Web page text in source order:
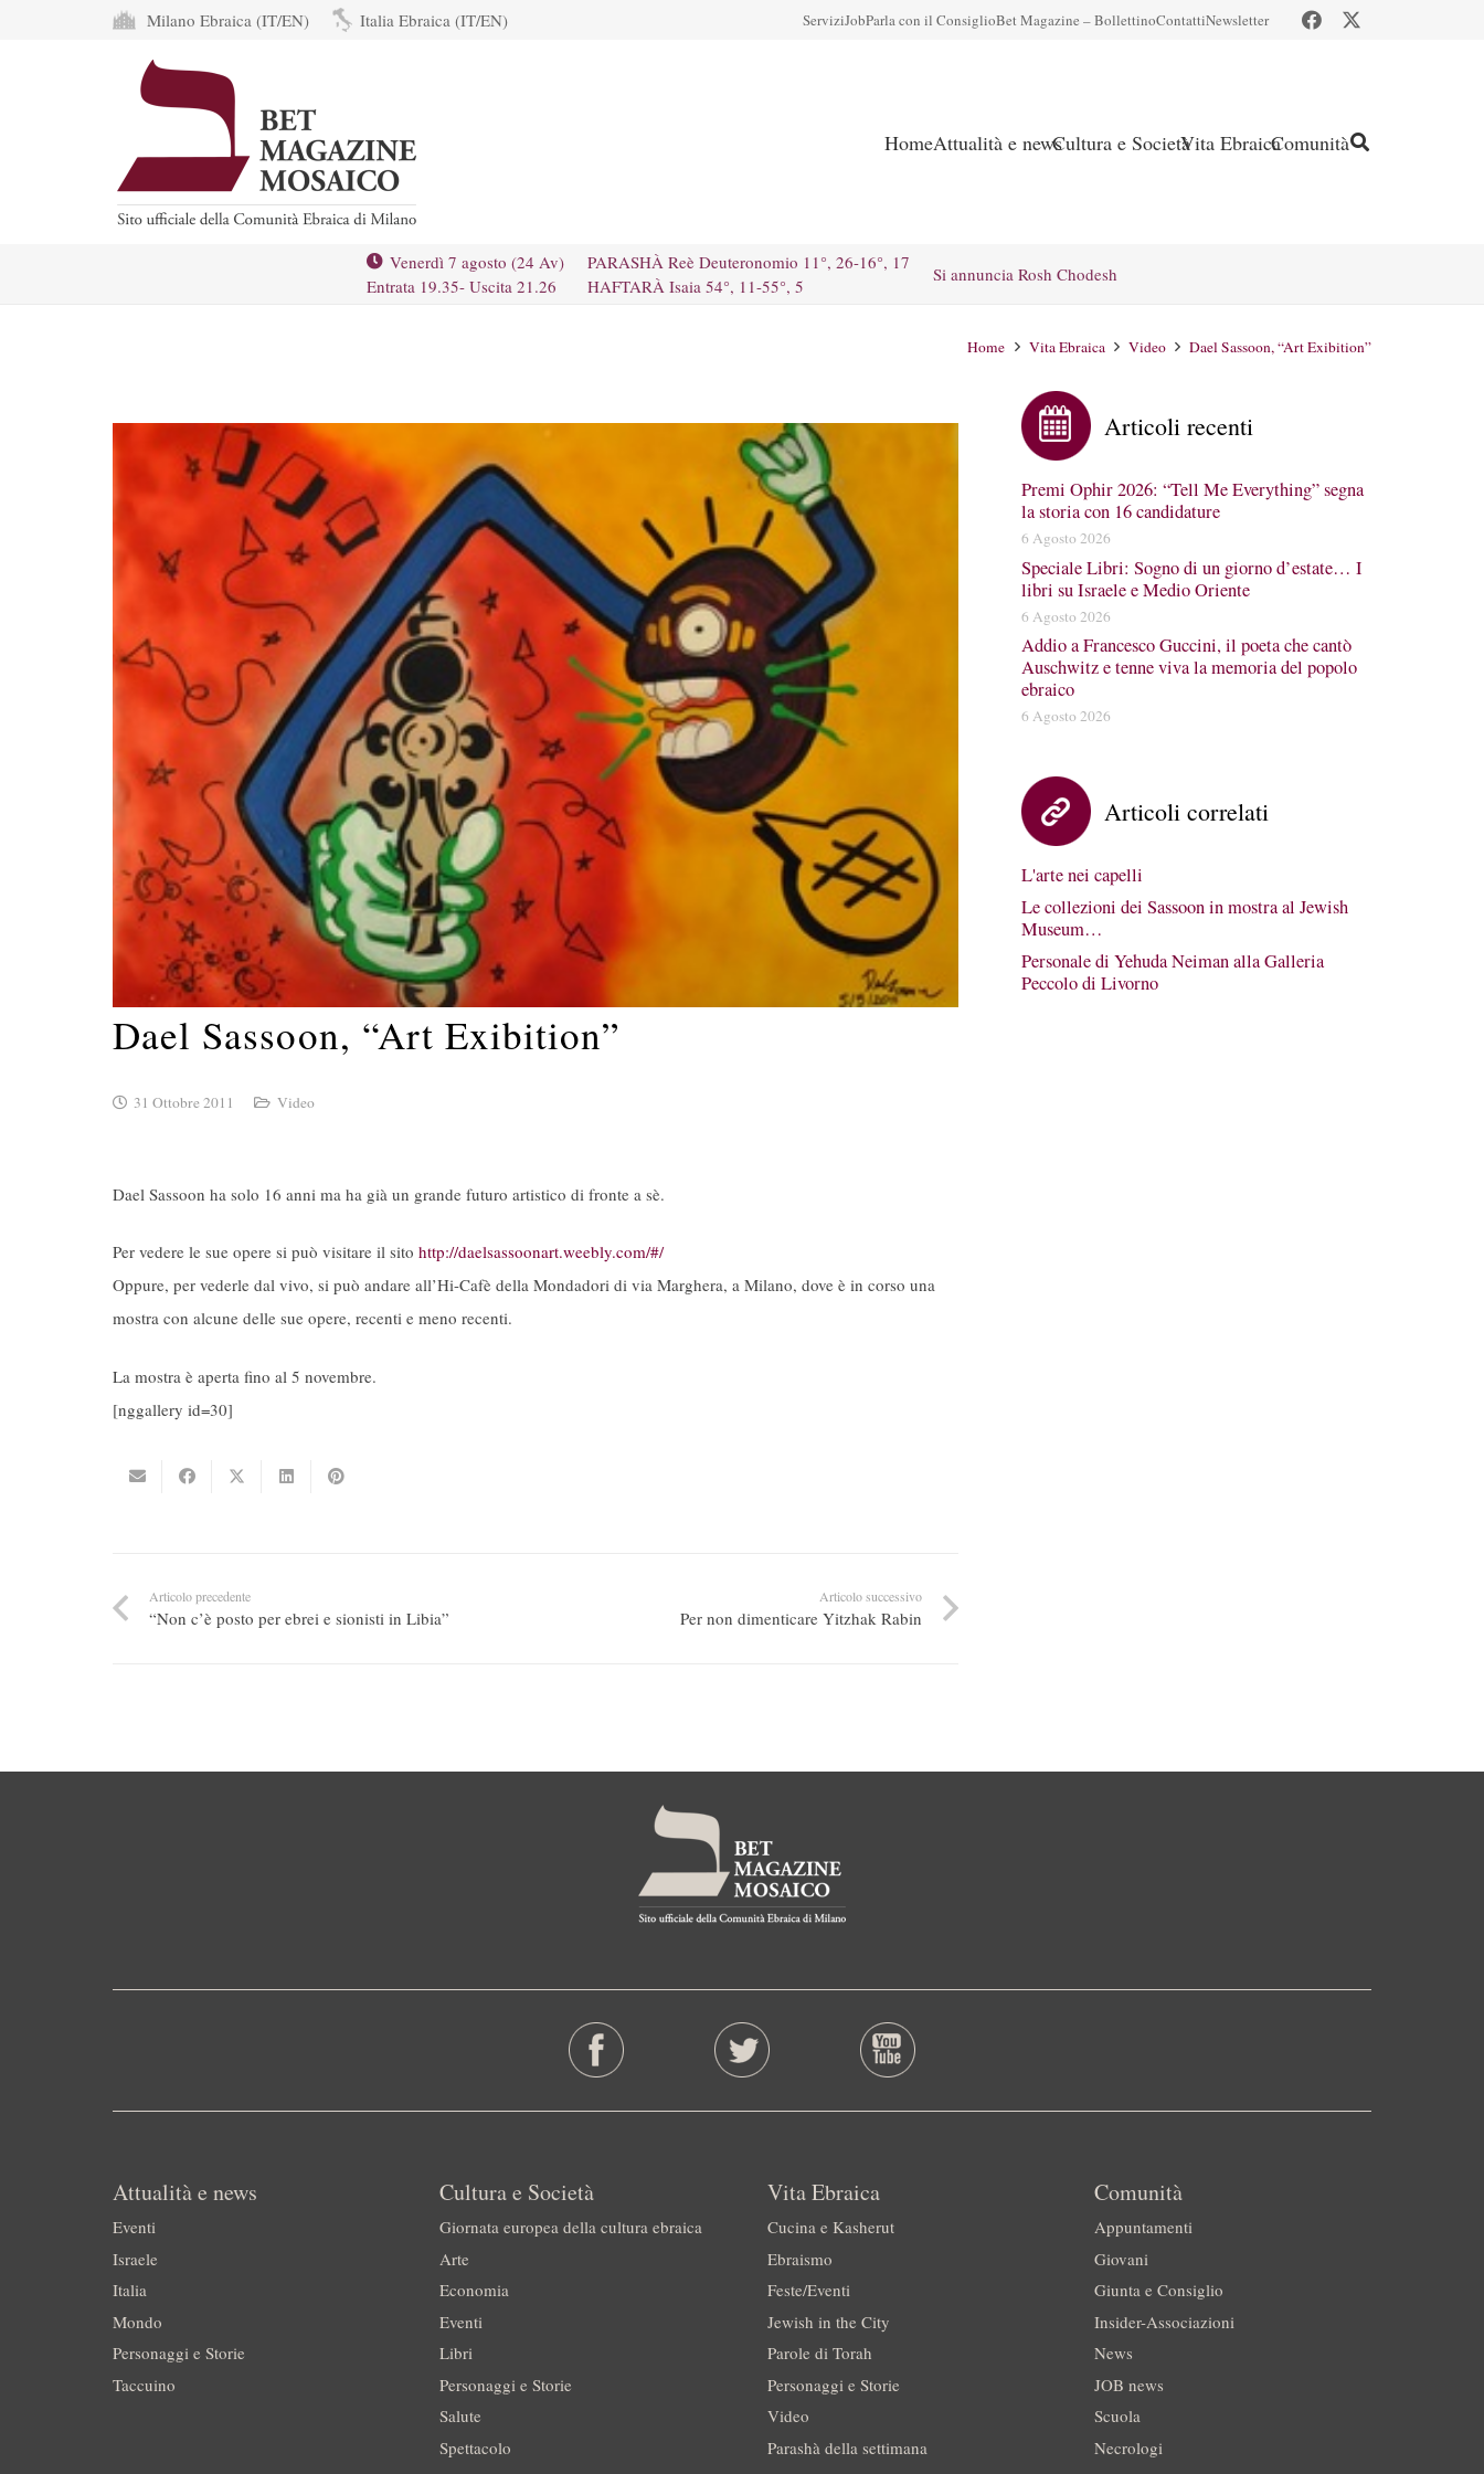
Milano Ebraica (IT/EN) Italia Ebraica (IT/EN) ServiziJobParla con il ConsiglioBet Magazine – BollettinoContattiNewsletter
HomeAttualità e newsCultura e SocietàVita EbraicaComunità
Venerdì 7 agosto (24 Av)
Entrata 19.35- Uscita 21.26
PARASHÀ Reè Deuteronomio 11°, 26-16°, 17
HAFTARÀ Isaia 54°, 11-55°, 5
Si annuncia Rosh Chodesh
Home Vita Ebraica Video Dael Sassoon, “Art Exibition”
Dael Sassoon, “Art Exibition”
31 Ottobre 2011 Video
Dael Sassoon ha solo 16 anni ma ha già un grande futuro artistico di fronte a sè.
Per vedere le sue opere si può visitare il sito http://daelsassoonart.weebly.com/#/
Oppure, per vederle dal vivo, si può andare all’Hi-Cafè della Mondadori di via Marghera, a Milano, dove è in corso una
mostra con alcune delle sue opere, recenti e meno recenti.
La mostra è aperta fino al 5 novembre.
[nggallery id=30]
Articolo precedente
“Non c’è posto per ebrei e sionisti in Libia”
Articolo successivo
Per non dimenticare Yitzhak Rabin
Articoli recenti
Premi Ophir 2026: “Tell Me Everything” segna
la storia con 16 candidature
6 Agosto 2026
Speciale Libri: Sogno di un giorno d’estate… I
libri su Israele e Medio Oriente
6 Agosto 2026
Addio a Francesco Guccini, il poeta che cantò
Auschwitz e tenne viva la memoria del popolo
ebraico
6 Agosto 2026
Articoli correlati
L'arte nei capelli
Le collezioni dei Sassoon in mostra al Jewish
Museum…
Personale di Yehuda Neiman alla Galleria
Peccolo di Livorno
Attualità e news
Eventi
Israele
Italia
Mondo
Personaggi e Storie
Taccuino
Cultura e Società
Giornata europea della cultura ebraica
Arte
Economia
Eventi
Libri
Personaggi e Storie
Salute
Spettacolo
Vita Ebraica
Cucina e Kasherut
Ebraismo
Feste/Eventi
Jewish in the City
Parole di Torah
Personaggi e Storie
Video
Parashà della settimana
Comunità
Appuntamenti
Giovani
Giunta e Consiglio
Insider-Associazioni
News
JOB news
Scuola
Necrologi